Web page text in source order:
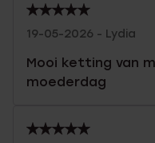
19-05-2026 - Lydia
Mooi ketting van
moederdag